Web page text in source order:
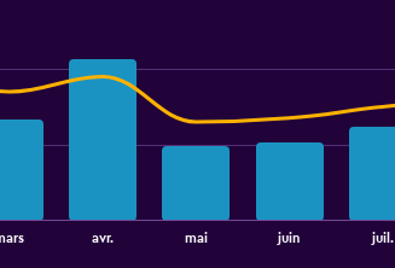
avr. mai juin juil.